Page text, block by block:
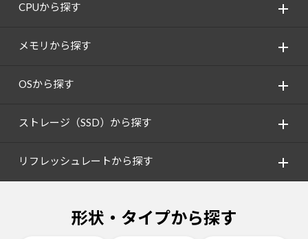
CPUから探す
メモリから探す
OSから探す
ストレージ（SSD）から探す
リフレッシュレートから探す
形状・タイプから探す